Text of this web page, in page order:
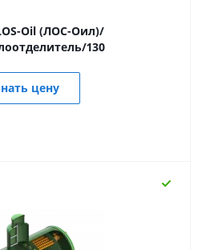
Oil (ЛОС-Оил)/
130
цену